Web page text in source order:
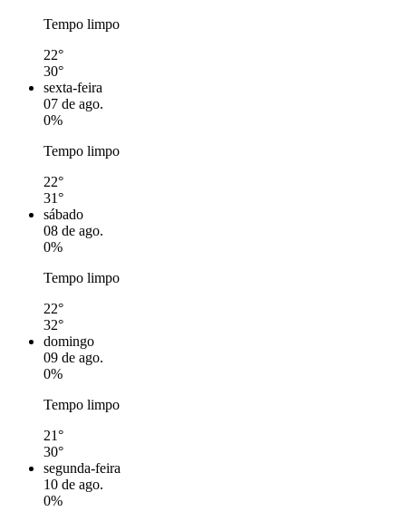
Tempo limpo
22°
30°
sexta-feira
07 de ago.
0%
Tempo limpo
22°
31°
sábado
08 de ago.
0%
Tempo limpo
22°
32°
domingo
09 de ago.
0%
Tempo limpo
21°
30°
segunda-feira
10 de ago.
0%